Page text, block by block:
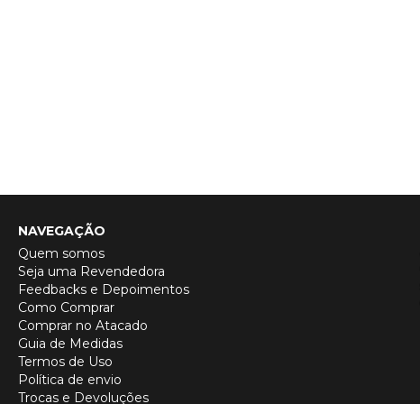
NAVEGAÇÃO
Quem somos
Seja uma Revendedora
Feedbacks e Depoimentos
Como Comprar
Comprar no Atacado
Guia de Medidas
Termos de Uso
Política de envio
Trocas e Devoluções